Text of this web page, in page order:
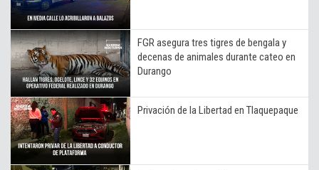
FGR asegura tres tigres de bengala y
decenas de animales durante cateo en
Durango
Privación de la Libertad en Tlaquepaque